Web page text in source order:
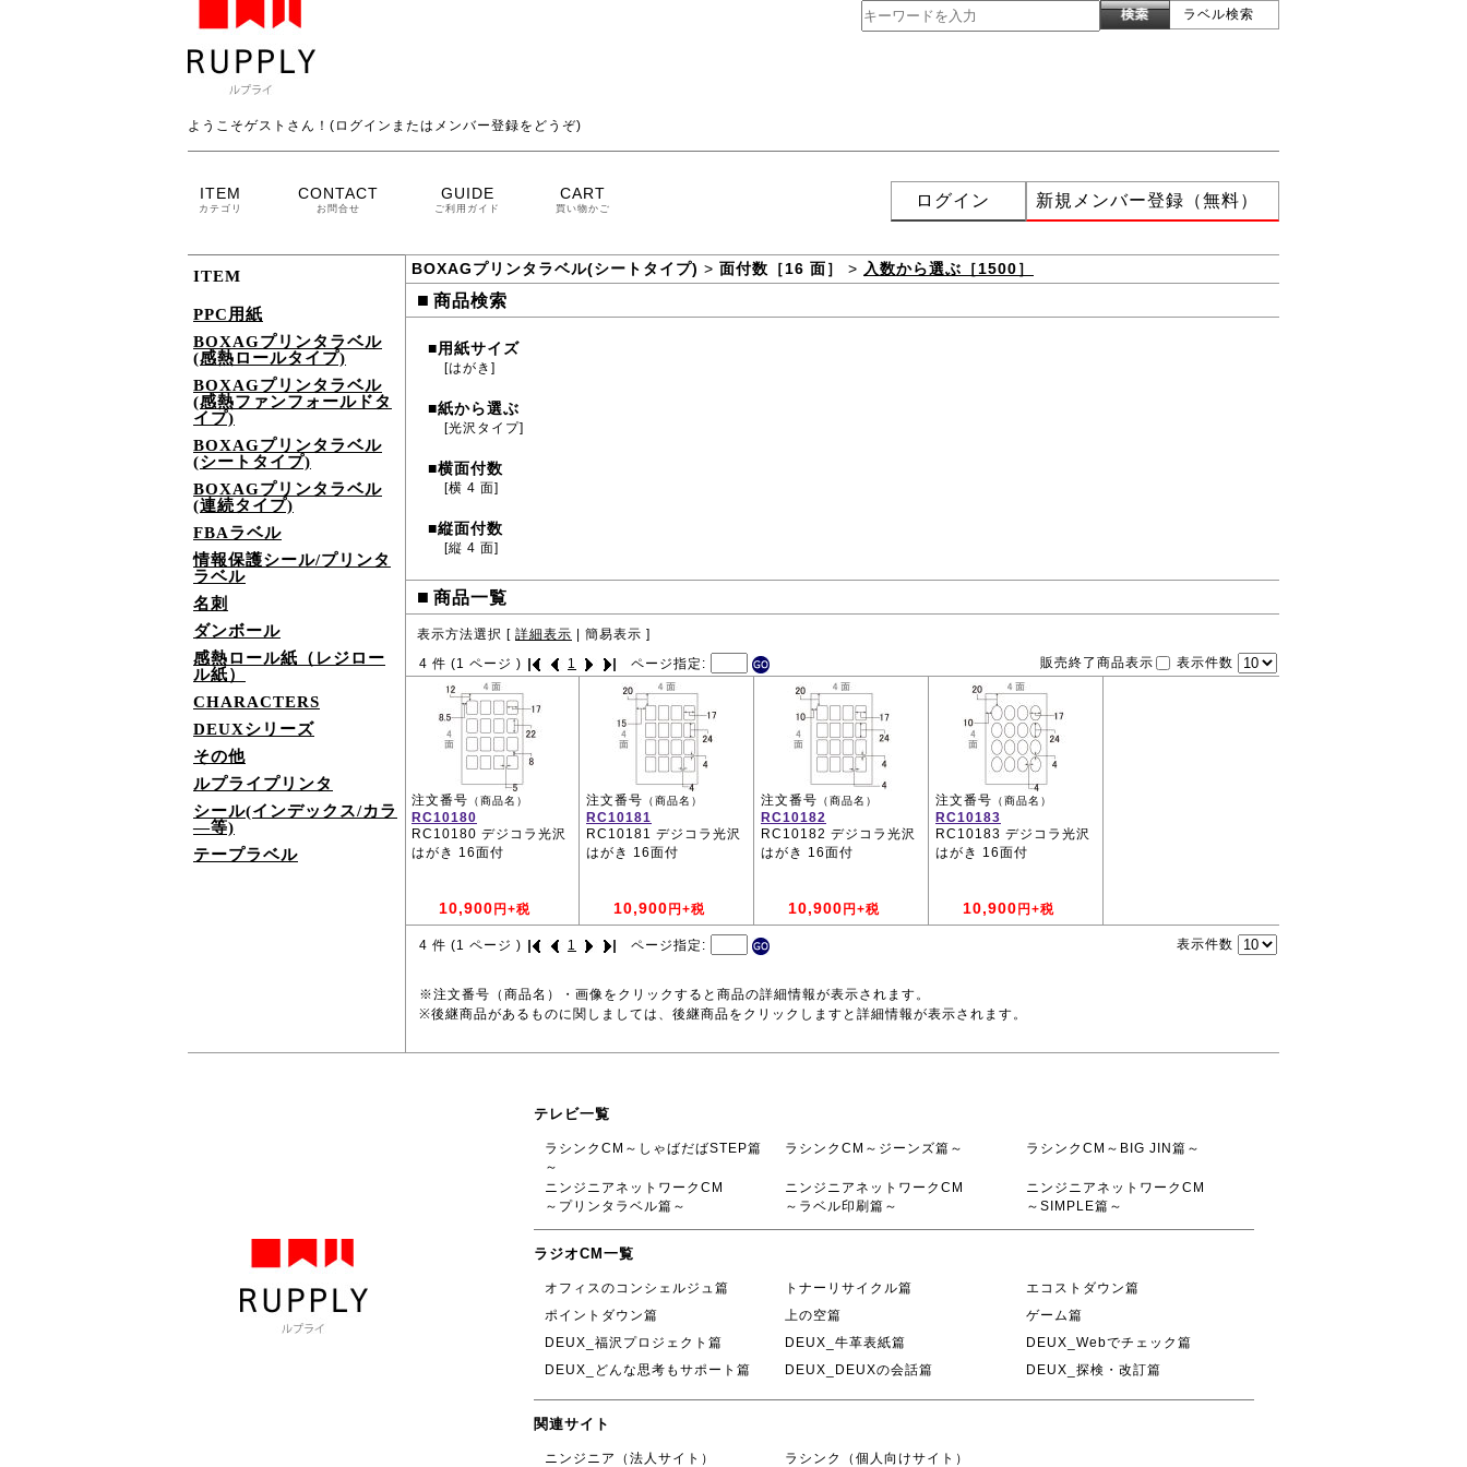
ラベル検索
ようこそゲストさん！(ログインまたはメンバー登録をどうぞ)
ITEM
カテゴリ
CONTACT
お問合せ
GUIDE
ご利用ガイド
CART
買い物かご ログイン 新規メンバー登録（無料）
ITEM
PPC用紙
BOXAGプリンタラベル
(感熱ロールタイプ)
BOXAGプリンタラベル
(感熱ファンフォールドタ
イプ)
BOXAGプリンタラベル
(シートタイプ)
BOXAGプリンタラベル
(連続タイプ)
FBAラベル
情報保護シール/プリンタ
ラベル
名刺
ダンボール
感熱ロール紙（レジロー
ル紙）
CHARACTERS
DEUXシリーズ
その他
ルプライプリンタ
シール(インデックス/カラ
―等)
テープラベル
BOXAGプリンタラベル(シートタイプ) > 面付数［16 面］ > 入数から選ぶ［1500］
■ 商品検索
■用紙サイズ
[はがき]
■紙から選ぶ
[光沢タイプ]
■横面付数
[横 4 面]
■縦面付数
[縦 4 面]
■ 商品一覧
表示方法選択 [ 詳細表示 簡易表示 ]
4 件 (1 ページ ) 1 ページ指定: 販売終了商品表示 表示件数
注文番号 （商品名）
RC10180
RC10180 デジコラ光沢
はがき 16面付
10,900 円+税
注文番号 （商品名）
RC10181
RC10181 デジコラ光沢
はがき 16面付
10,900 円+税
注文番号 （商品名）
RC10182
RC10182 デジコラ光沢
はがき 16面付
10,900 円+税
注文番号 （商品名）
RC10183
RC10183 デジコラ光沢
はがき 16面付
10,900 円+税
4 件 (1 ページ ) 1 ページ指定: 表示件数
※注文番号（商品名）・画像をクリックすると商品の詳細情報が表示されます。
※後継商品があるものに関しましては、後継商品をクリックしますと詳細情報が表示されます。
テレビ一覧
ラシンクCM～しゃばだばSTEP篇
～
ラシンクCM～ジーンズ篇～ ラシンクCM～BIG JIN篇～
ニンジニアネットワークCM
～プリンタラベル篇～
ニンジニアネットワークCM
～ラベル印刷篇～
ニンジニアネットワークCM
～SIMPLE篇～
ラジオCM一覧
オフィスのコンシェルジュ篇 トナーリサイクル篇
エコストダウン篇
ポイントダウン篇
上の空篇
ゲーム篇
DEUX_福沢プロジェクト篇
DEUX_牛革表紙篇
DEUX_Webでチェック篇
DEUX_どんな思考もサポート篇
DEUX_DEUXの会話篇 DEUX_探検・改訂篇
関連サイト
ニンジニア（法人サイト） ラシンク（個人向けサイト）